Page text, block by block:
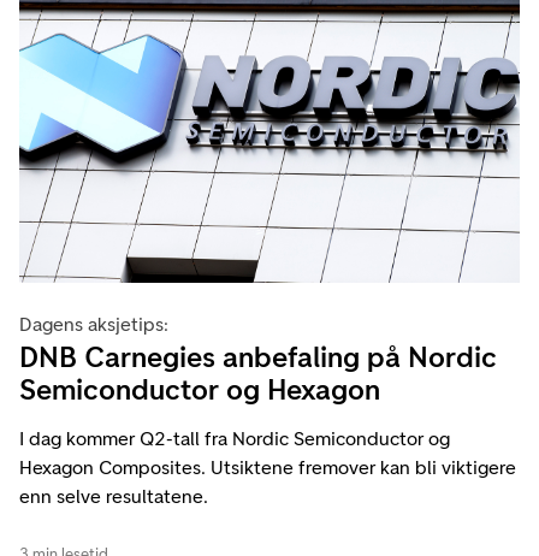
Dagens aksjetips:
DNB Carnegies anbefaling på Nordic
Semiconductor og Hexagon
I dag kommer Q2-tall fra Nordic Semiconductor og
Hexagon Composites. Utsiktene fremover kan bli viktigere
enn selve resultatene.